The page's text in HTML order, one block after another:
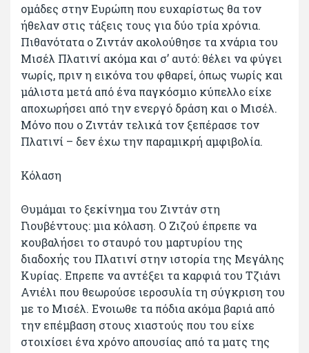
ομάδες στην Ευρώπη που ευχαρίστως θα τον
ήθελαν στις τάξεις τους για δύο τρία χρόνια.
Πιθανότατα ο Ζιντάν ακολούθησε τα χνάρια του
Μισέλ Πλατινί ακόμα και σ’ αυτό: θέλει να φύγει
νωρίς, πριν η εικόνα του φθαρεί, όπως νωρίς και
μάλιστα μετά από ένα παγκόσμιο κύπελλο είχε
αποχωρήσει από την ενεργό δράση και ο Μισέλ.
Μόνο που ο Ζιντάν τελικά τον ξεπέρασε τον
Πλατινί – δεν έχω την παραμικρή αμφιβολία.
Κόλαση
Θυμάμαι το ξεκίνημα του Ζιντάν στη
Γιουβέντους: μια κόλαση. Ο Ζιζού έπρεπε να
κουβαλήσει το σταυρό του μαρτυρίου της
διαδοχής του Πλατινί στην ιστορία της Μεγάλης
Κυρίας. Επρεπε να αντέξει τα καρφιά του Τζιάνι
Ανιέλι που θεωρούσε ιεροσυλία τη σύγκριση του
με το Μισέλ. Ενοιωθε τα πόδια ακόμα βαριά από
την επέμβαση στους χιαστούς που του είχε
στοιχίσει ένα χρόνο απουσίας από τα ματς της